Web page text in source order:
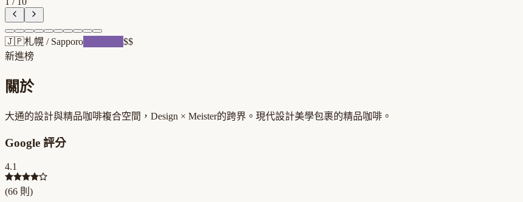
🇯🇵札幌 / Sapporo
$$
新進榜
關於
大通的設計與精品咖啡複合空間，Design × Meister的跨界。現代設計美學包裹的精品咖啡。
Google 評分
4.1
(66 則)